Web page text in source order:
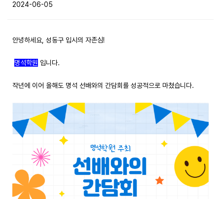
2024-06-05
안녕하세요, 성동구 입시의 자존심!
명석학원 입니다.
작년에 이어 올해도 명석 선배와의 간담회를 성공적으로 마쳤습니다.